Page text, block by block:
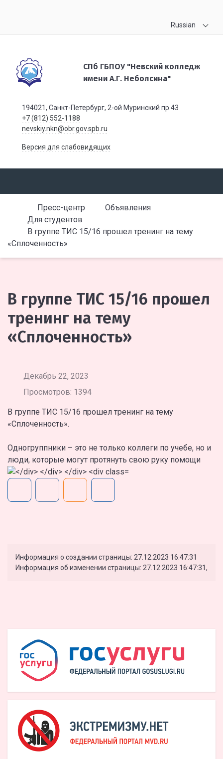
Russian
СПб ГБПОУ "Невский колледж
имени А.Г. Неболсина"
194021, Санкт-Петербург, 2-ой Муринский пр.43
+7 (812) 552-1188
nevskiy.nkn@obr.gov.spb.ru
Версия для слабовидящих
Пресс-центр
Объявления
Для студентов
В группе ТИС 15/16 прошел тренинг на тему
«Сплоченность»
В группе ТИС 15/16 прошел
тренинг на тему
«Сплоченность»
Декабрь 22, 2023
Просмотров: 1394
В группе ТИС 15/16 прошел тренинг на тему
«Сплоченность».
Одногруппники – это не только коллеги по учебе, но и
люди, которые могут протянуть свою руку помощи
Информация о создании страницы: 27.12.2023 16:47:31
Информация об изменении страницы: 27.12.2023 16:47:31,